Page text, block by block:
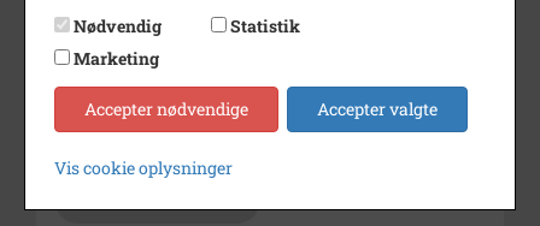
Periode
1945 - 1960
Dateringsnote
Fotograf
Ukendt
Nødvendig
Statistik
Marketing
Accepter nødvendige Accepter valgte
Vis cookie oplysninger